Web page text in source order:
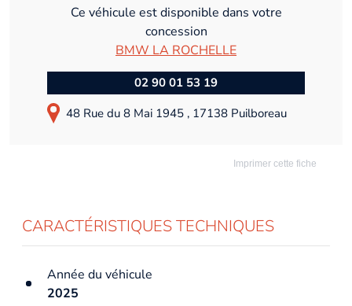
Ce véhicule est disponible dans votre
concession
BMW LA ROCHELLE
02 90 01 53 19
48 Rue du 8 Mai 1945 , 17138 Puilboreau
Imprimer cette fiche
CARACTÉRISTIQUES TECHNIQUES
Année du véhicule
2025